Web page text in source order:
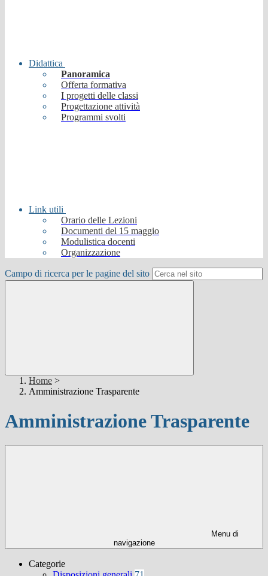
Didattica
Panoramica
Offerta formativa
I progetti delle classi
Progettazione attività
Programmi svolti
Link utili
Orario delle Lezioni
Documenti del 15 maggio
Modulistica docenti
Organizzazione
Campo di ricerca per le pagine del sito
Home >
Amministrazione Trasparente
Amministrazione Trasparente
Menu di
navigazione
Categorie